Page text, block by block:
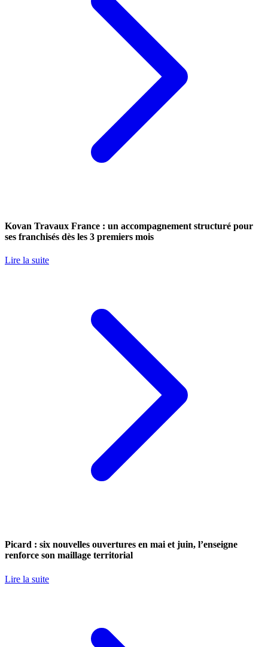
Kovan Travaux France : un accompagnement structuré pour
ses franchisés dès les 3 premiers mois
Lire la suite
Picard : six nouvelles ouvertures en mai et juin, l’enseigne
renforce son maillage territorial
Lire la suite